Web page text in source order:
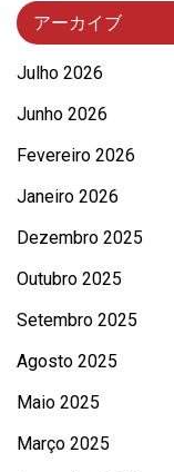
アーカイブ
Julho 2026
Junho 2026
Fevereiro 2026
Janeiro 2026
Dezembro 2025
Outubro 2025
Setembro 2025
Agosto 2025
Maio 2025
Março 2025